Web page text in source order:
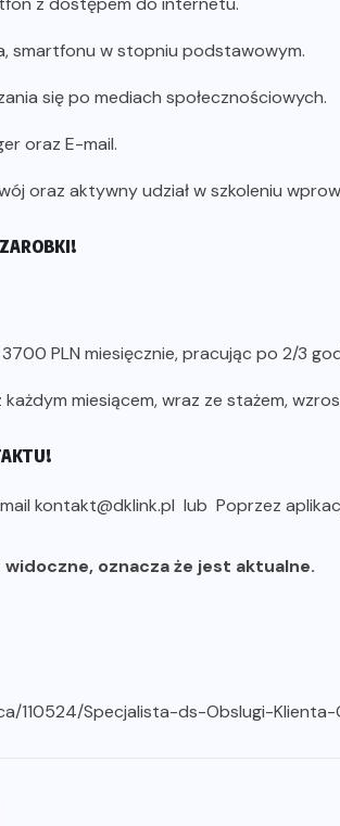
smartfonu w stopniu podstawowym.
się po mediach społecznościowych.
oraz E-mail.
oraz aktywny udział w szkoleniu
PLN miesięcznie, pracując po 2/3
miesiącem, wraz ze stażem,
kontakt@dklink.pl lub Poprzez
widoczne, oznacza że jest aktualne.
110524/Specjalista-ds-Obslugi-